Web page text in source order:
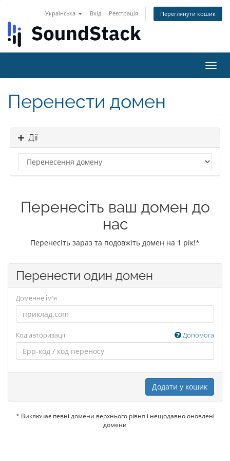
Українська Вхід Реєстрація Переглянути кошик
Перенести домен
Дії
Перенесіть ваш домен до
нас
Перенесіть зараз та подовжіть домен на 1 рік!*
Перенести один домен
Доменне ім'я
Код авторизації Допомога
Додати у кошик
* Виключає певні домени верхнього рівня і нещодавно оновлені
домени